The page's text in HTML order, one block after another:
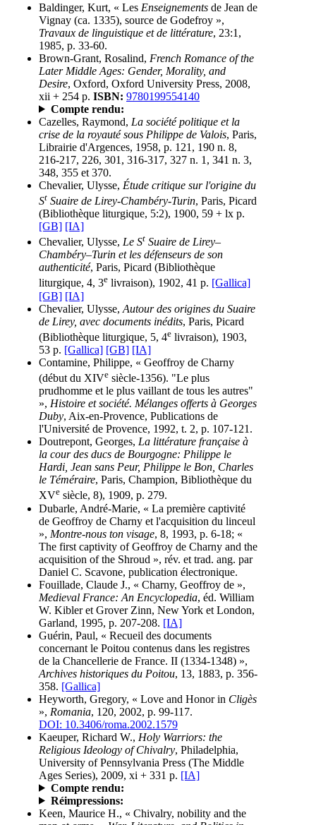
Baldinger, Kurt, « Les Enseignements de Jean de
Vignay (ca. 1335), source de Godefroy »,
Travaux de linguistique et de littérature, 23:1,
1985, p. 33-60.
Brown-Grant, Rosalind, French Romance of the
Later Middle Ages: Gender, Morality, and
Desire, Oxford, Oxford University Press, 2008,
xii + 254 p. ISBN: 9780199554140
Compte rendu:
Cazelles, Raymond, La société politique et la
crise de la royauté sous Philippe de Valois, Paris,
Librairie d'Argences, 1958, p. 121, 190 n. 8,
216-217, 226, 301, 316-317, 327 n. 1, 341 n. 3,
348, 355 et 370.
Chevalier, Ulysse, Étude critique sur l'origine du
St Suaire de Lirey-Chambéry-Turin, Paris, Picard
(Bibliothèque liturgique, 5:2), 1900, 59 + lx p.
[GB] [IA]
Chevalier, Ulysse, Le St Suaire de Lirey–
Chambéry–Turin et les défenseurs de son
authenticité, Paris, Picard (Bibliothèque
liturgique, 4, 3e livraison), 1902, 41 p. [Gallica]
[GB] [IA]
Chevalier, Ulysse, Autour des origines du Suaire
de Lirey, avec documents inédits, Paris, Picard
(Bibliothèque liturgique, 5, 4e livraison), 1903,
53 p. [Gallica] [GB] [IA]
Contamine, Philippe, « Geoffroy de Charny
(début du XIVe siècle-1356). "Le plus
prudhomme et le plus vaillant de tous les autres"
», Histoire et société. Mélanges offerts à Georges
Duby, Aix-en-Provence, Publications de
l'Université de Provence, 1992, t. 2, p. 107-121.
Doutrepont, Georges, La littérature française à
la cour des ducs de Bourgogne: Philippe le
Hardi, Jean sans Peur, Philippe le Bon, Charles
le Téméraire, Paris, Champion, Bibliothèque du
XVe siècle, 8), 1909, p. 279.
Dubarle, André-Marie, « La première captivité
de Geoffroy de Charny et l'acquisition du linceul
», Montre-nous ton visage, 8, 1993, p. 6-18; «
The first captivity of Geoffroy de Charny and the
acquisition of the Shroud », rév. et trad. ang. par
Daniel C. Scavone, publication électronique.
Fouillade, Claude J., « Charny, Geoffroy de »,
Medieval France: An Encyclopedia, éd. William
W. Kibler et Grover Zinn, New York et London,
Garland, 1995, p. 207-208. [IA]
Guérin, Paul, « Recueil des documents
concernant le Poitou contenus dans les registres
de la Chancellerie de France. II (1334-1348) »,
Archives historiques du Poitou, 13, 1883, p. 356-
358. [Gallica]
Heyworth, Gregory, « Love and Honor in Cligès
», Romania, 120, 2002, p. 99-117.
DOI: 10.3406/roma.2002.1579
Kaeuper, Richard W., Holy Warriors: the
Religious Ideology of Chivalry, Philadelphia,
University of Pennsylvania Press (The Middle
Ages Series), 2009, xi + 331 p. [IA]
Compte rendu:
Réimpressions:
Keen, Maurice H., « Chivalry, nobility and the